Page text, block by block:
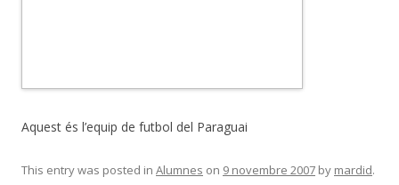
Aquest és l’equip de futbol del Paraguai
This entry was posted in Alumnes on 9 novembre 2007 by mardid.